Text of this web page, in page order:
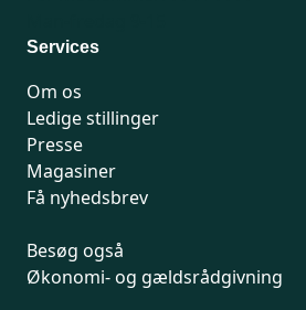
Services
Om os
Ledige stillinger
Presse
Magasiner
Få nyhedsbrev
Besøg også
Økonomi- og gældsrådgivning